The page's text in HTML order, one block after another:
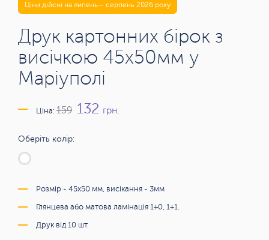
Ціни дійсні на липень— серпень 2026 року
Друк картонних бірок з
висічкою 45х50мм у
Маріуполі
Ціна: 159 132 грн.
Оберіть колір:
Розмір - 45х50 мм, висікання - 3мм
Глянцева або матова ламінація 1+0, 1+1.
Друк від 10 шт.